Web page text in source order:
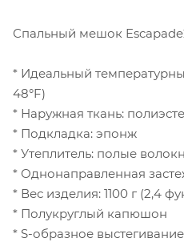
Спальный мешок
* Идеальный
48°F)
* Наружная ткань:
* Подкладка: эпонж
* Утеплитель: полые
* Однонаправленная
* Вес изделия: 1100 г (2,4
* Полукруглый капюшон
* S-образное выстегивание